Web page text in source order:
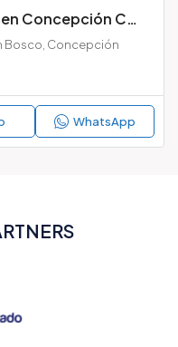
Departamento en Arriendo en Concepción Centro – Edificio Pelantaro – 2 Dormitorios + 2 Baños con Estacionamiento y Bodega
Bosco, Concepción
WhatsApp